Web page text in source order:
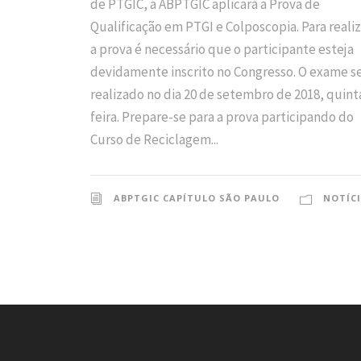
de PTGIC, a ABPTGIC aplicará a Prova de
Qualificação em PTGI e Colposcopia. Para
a prova é necessário que o participante esteja
devidamente inscrito no Congresso. O exame
realizado no dia 20 de setembro de 2018,
feira. Prepare-se para a prova participando do
Curso de Reciclagem...
ABPTGIC CAPÍTULO SÃO PAULO